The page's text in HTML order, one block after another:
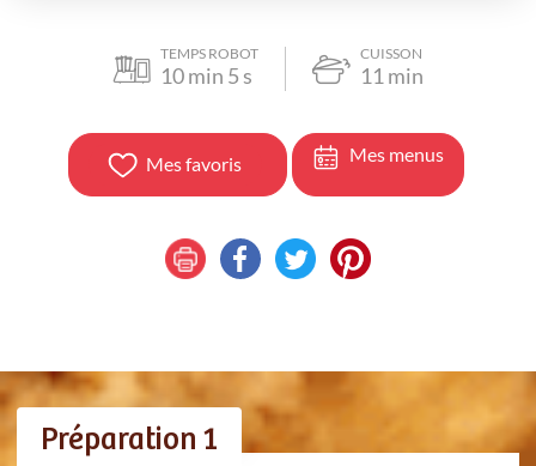
TEMPS ROBOT
10min 5 s
CUISSON
11 min
Mes favoris Mes menus
Préparation 1